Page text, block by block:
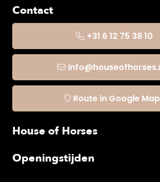
Contact
+31 6 12 75 38 10
Route in Google
House of Horses
Openingstijden